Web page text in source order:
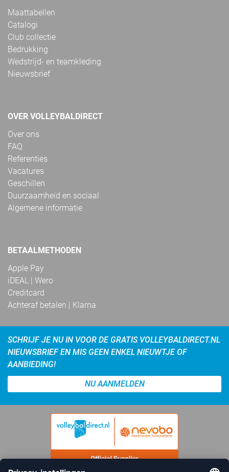
Maattabellen
Catalogi
Club collectie
Bedrukking
Wedstrijd- en teamkleding
Nieuwsbrief
OVER VOLLEYBALDIRECT
Over ons
FAQ
Referenties
Vacatures
Geschillen
Duurzaamheid en sociaal
Algemene informatie
BETAALMETHODEN
Apple Pay
iDEAL | Wero
Creditcard
Achteraf betalen | Klarna
SCHRIJF JE NU IN VOOR DE GRATIS VOLLEYBALDIRECT.NL
NIEUWSBRIEF EN MIS GEEN ENKEL NIEUWTJE OF
AANBIEDING!
NU AANMELDEN